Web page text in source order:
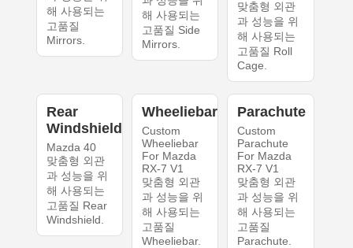
해 사용되는
고품질
Mirrors.
해 사용되는
고품질 Side
Mirrors.
맞춤형 외관
과 성능을 위
해 사용되는
고품질 Roll
Cage.
Rear
Windshield
Mazda 40
맞춤형 외관
과 성능을 위
해 사용되는
고품질 Rear
Windshield.
Wheeliebar
Custom
Wheeliebar
For Mazda
RX-7 V1
맞춤형 외관
과 성능을 위
해 사용되는
고품질
Wheeliebar.
Parachute
Custom
Parachute
For Mazda
RX-7 V1
맞춤형 외관
과 성능을 위
해 사용되는
고품질
Parachute.